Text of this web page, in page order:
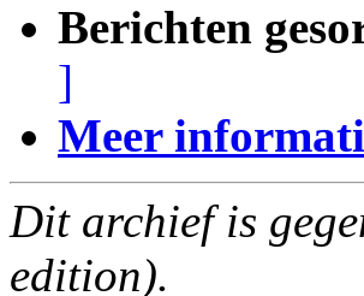
Berichten
]
Meer
Dit archief is
edition).